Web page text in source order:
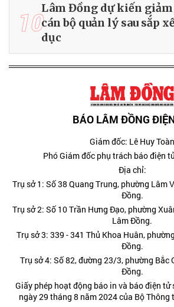
10Lâm Đồng dự kiến giảm
cán bộ quản lý sau sắp
dục
BÁO LÂM ĐỒNG
Giám đốc: Lê Huy Toàn
Phó Giám đốc phụ trách báo điện
Địa chỉ:
Trụ sở 1: Số 38 Quang Trung, phường Lâm
Đồng.
Trụ sở 2: Số 10 Trần Hưng Đạo, phường
Lâm Đồng.
Trụ sở 3: 339 - 341 Thủ Khoa Huân,
Đồng.
Trụ sở 4: Số 82, đường 23/3, phường Bắc
Đồng.
Giấy phép hoạt động báo in và báo điện tử
ngày 29 tháng 8 năm 2024 của Bộ Thông